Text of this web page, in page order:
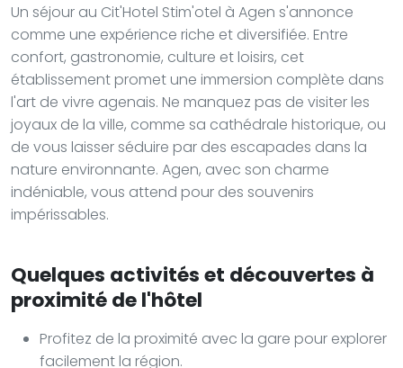
Un séjour au Cit'Hotel Stim'otel à Agen s'annonce
comme une expérience riche et diversifiée. Entre
confort, gastronomie, culture et loisirs, cet
établissement promet une immersion complète dans
l'art de vivre agenais. Ne manquez pas de visiter les
joyaux de la ville, comme sa cathédrale historique, ou
de vous laisser séduire par des escapades dans la
nature environnante. Agen, avec son charme
indéniable, vous attend pour des souvenirs
impérissables.
Quelques activités et découvertes à
proximité de l'hôtel
Profitez de la proximité avec la gare pour explorer
facilement la région.